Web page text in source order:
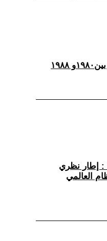
: إطار نظري
العالمي